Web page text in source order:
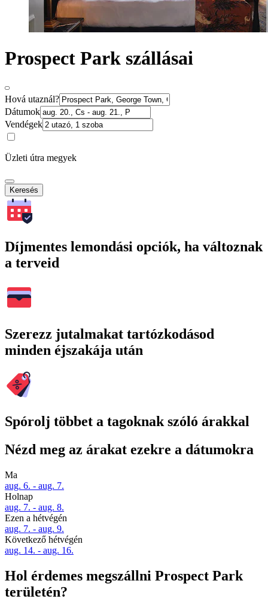
Prospect Park szállásai
Hová utaznál?
Dátumok
Vendégek
Üzleti útra megyek
Keresés
Díjmentes lemondási opciók, ha változnak
a terveid
Szerezz jutalmakat tartózkodásod
minden éjszakája után
Spórolj többet a tagoknak szóló árakkal
Nézd meg az árakat ezekre a dátumokra
Ma
aug. 6. - aug. 7.
Holnap
aug. 7. - aug. 8.
Ezen a hétvégén
aug. 7. - aug. 9.
Következő hétvégén
aug. 14. - aug. 16.
Hol érdemes megszállni Prospect Park
területén?